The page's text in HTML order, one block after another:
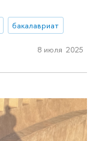
бакалавриат
8 июля 2025